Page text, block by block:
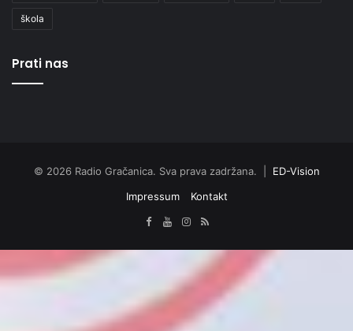
škola
Prati nas
© 2026 Radio Gračanica. Sva prava zadržana. | ED-Vision
Impressum
Kontakt